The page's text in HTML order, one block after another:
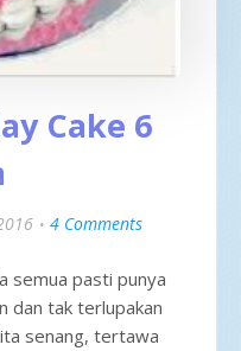
Cake 6
4 Comments
semua pasti punya
dan tak terlupakan
senang, tertawa